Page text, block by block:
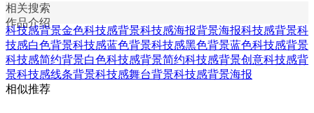
相关搜索
作品介绍
科技感背景金色科技感背景科技感海报背景海报科技感背景科
技感白色背景科技感蓝色背景科技感黑色背景蓝色科技感背景
科技感简约背景白色科技感背景简约科技感背景创意科技感背
景科技感线条背景科技感舞台背景科技感背景海报
相似推荐